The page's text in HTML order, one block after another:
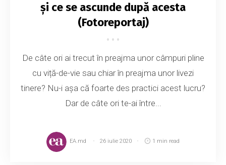
și ce se ascunde după acesta
(Fotoreportaj)
De câte ori ai trecut în preajma unor câmpuri pline
cu viță-de-vie sau chiar în preajma unor livezi
tinere? Nu-i așa că foarte des practici acest lucru?
Dar de câte ori te-ai între...
EA.md 26 iulie 2020 1 min read